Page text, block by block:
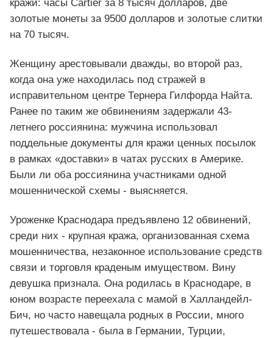
кражи: часы Cartier за 8 тысяч долларов, две
золотые монеты за 9500 долларов и золотые слитки
на 70 тысяч.
Женщину арестовывали дважды, во второй раз,
когда она уже находилась под стражей в
исправительном центре Тернера Гилфорда Найта.
Ранее по таким же обвинениям задержали 43-
летнего россиянина: мужчина использовал
поддельные документы для кражи ценных посылок
в рамках «доставки» в чатах русских в Америке.
Были ли оба россиянина участниками одной
мошеннической схемы - выясняется.
Уроженке Краснодара предъявлено 12 обвинений,
среди них - крупная кража, организованная схема
мошенничества, незаконное использование средств
связи и торговля краденым имуществом. Вину
девушка признала. Она родилась в Краснодаре, в
юном возрасте переехала с мамой в Халландейл-
Бич, но часто навещала родных в России, много
путешествовала - была в Германии, Турции,